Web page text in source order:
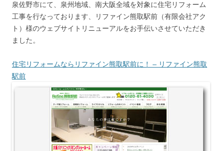
泉佐野市にて、泉州地域、南大阪全域を対象に住宅リフォーム
工事を行なっております、リファイン熊取駅前（有限会社アク
ト）様のウェブサイトリニューアルをお手伝いさせていただき
ました。
住宅リフォームならリファイン熊取駅前に！ – リファイン熊取
駅前